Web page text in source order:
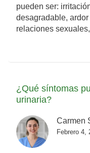
pueden ser:
desagradable,
relaciones
¿Qué síntomas
urinaria?
Carmen
Febrero 4,